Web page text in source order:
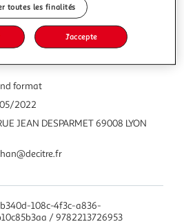
format
2022
JEAN DESPARMET 69008 LYON
108c-4f3c-a836-
/ 9782213726953
toutes les finalités
J'accepte